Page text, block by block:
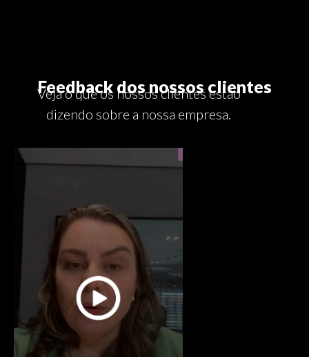
Feedback dos nossos clientes
Veja o que os nossos clientes estão
dizendo sobre a nossa empresa.